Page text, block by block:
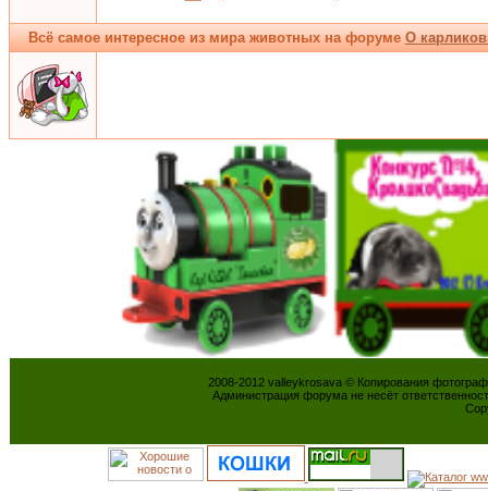
Всё самое интересное из мира животных на форумеО
2008-2012 valleykrosava © Копирования
Администрация форума не несёт